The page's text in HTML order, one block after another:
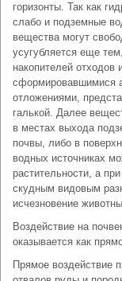
горизонты. Так как
слабо и подземные
вещества могут
усугубляется еще
накопителей
сформировавшимися
отложениями,
галькой. Далее
в местах выхода
почвы, либо в
водных источниках
растительности, а
скудным видовым
исчезновение
Воздействие на
оказывается как
Прямое воздействие